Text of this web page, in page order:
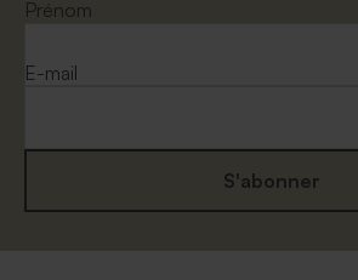
Prénom
E-mail
S'abonner